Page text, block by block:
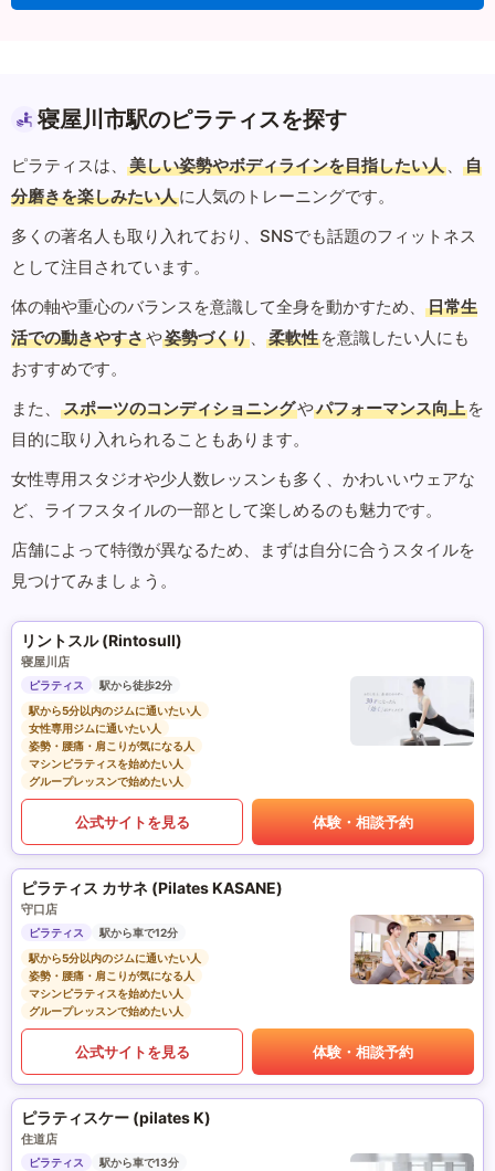
寝屋川市駅のピラティスを探す
ピラティスは、 美しい姿勢やボディラインを目指したい人 、
自
分磨きを楽しみたい人に人気のトレーニングです。
多くの著名人も取り入れており、SNSでも話題のフィットネス
として注目されています。
体の軸や重心のバランスを意識して全身を動かすため、
日常生
活での動きやすさや姿勢づくり 、 柔軟性 を意識したい人にも
おすすめです。
また、
スポーツのコンディショニングやパフォーマンス向上 を
目的に取り入れられることもあります。
女性専用スタジオや少人数レッスンも多く、かわいいウェアな
ど、ライフスタイルの一部として楽しめるのも魅力です。
店舗によって特徴が異なるため、まずは自分に合うスタイルを
見つけてみましょう。
リントスル (Rintosull)
寝屋川店
ピラティス
駅から徒歩2分
駅から5分以内のジムに通いたい人
女性専用ジムに通いたい人
姿勢・腰痛・肩こりが気になる人
マシンピラティスを始めたい人
グループレッスンで始めたい人
公式サイトを見る 体験・相談予約
ピラティス カサネ (Pilates KASANE)
守口店
ピラティス
駅から車で12分
駅から5分以内のジムに通いたい人
姿勢・腰痛・肩こりが気になる人
マシンピラティスを始めたい人
グループレッスンで始めたい人
公式サイトを見る 体験・相談予約
ピラティスケー (pilates K)
住道店
ピラティス
駅から車で13分